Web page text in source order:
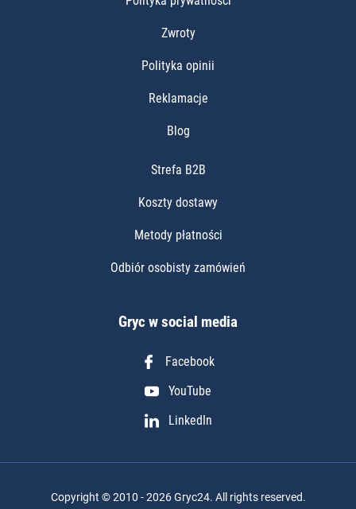
Zwroty
Polityka opinii
Reklamacje
Blog
Strefa B2B
Koszty dostawy
Metody płatności
Odbiór osobisty zamówień
Gryc w social media
Facebook
YouTube
LinkedIn
Copyright © 2010 - 2026 Gryc24. All rights reserved.